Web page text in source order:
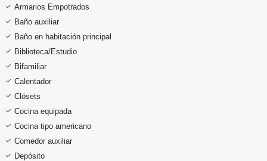
Armarios Empotrados
Baño auxiliar
Baño en habitación principal
Biblioteca/Estudio
Bifamiliar
Calentador
Clósets
Cocina equipada
Cocina tipo americano
Comedor auxiliar
Depósito